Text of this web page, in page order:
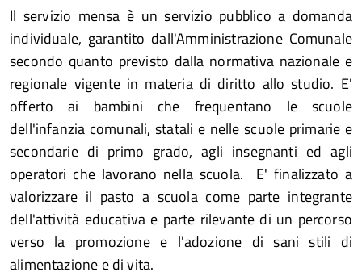
Twitter
su
Facebook
Condividi
su
Whatsapp
Il servizio mensa è un servizio pubblico a domanda
individuale, garantito dall'Amministrazione Comunale
secondo quanto previsto dalla normativa nazionale e
regionale vigente in materia di diritto allo studio. E'
offerto ai bambini che frequentano le scuole
dell'infanzia comunali, statali e nelle scuole primarie e
secondarie di primo grado, agli insegnanti ed agli
operatori che lavorano nella scuola. E' finalizzato a
valorizzare il pasto a scuola come parte integrante
dell'attività educativa e parte rilevante di un percorso
verso la promozione e l'adozione di sani stili di
alimentazione e di vita.